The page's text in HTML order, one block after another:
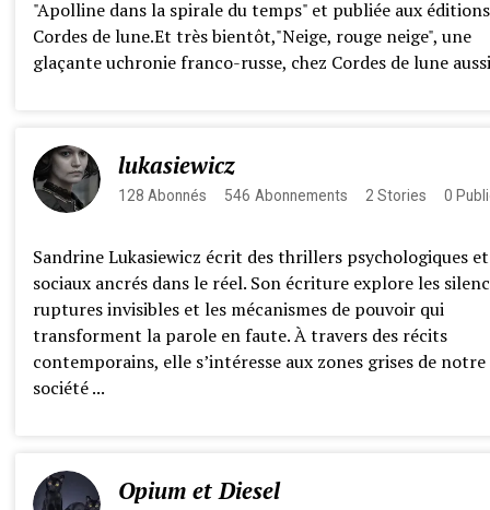
"Apolline dans la spirale du temps" et publiée aux éditions
Cordes de lune.Et très bientôt,"Neige, rouge neige", une
glaçante uchronie franco-russe, chez Cordes de lune
lukasiewicz
128 Abonnés 546 Abonnements 2 Stories 0
Sandrine Lukasiewicz écrit des thrillers psychologiques et
sociaux ancrés dans le réel. Son écriture explore les
ruptures invisibles et les mécanismes de pouvoir qui
transforment la parole en faute. À travers des récits
contemporains, elle s’intéresse aux zones grises de notre
société ...
Opium et Diesel